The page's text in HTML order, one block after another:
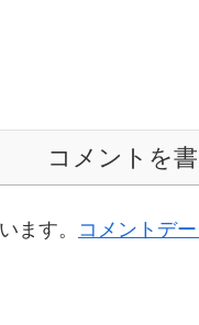
コメントを
ます。 コメントデ